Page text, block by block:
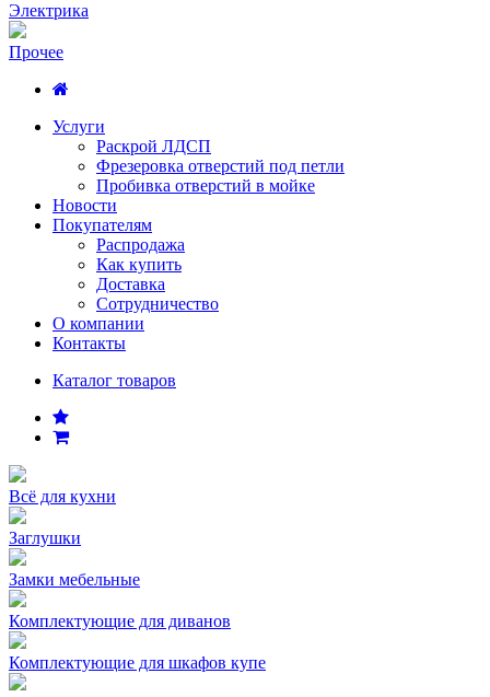
Электрика
Прочее
Услуги
Раскрой ЛДСП
Фрезеровка отверстий под петли
Пробивка отверстий в мойке
Новости
Покупателям
Распродажа
Как купить
Доставка
Сотрудничество
О компании
Контакты
Каталог товаров
Всё для кухни
Заглушки
Замки мебельные
Комплектующие для диванов
Комплектующие для шкафов купе